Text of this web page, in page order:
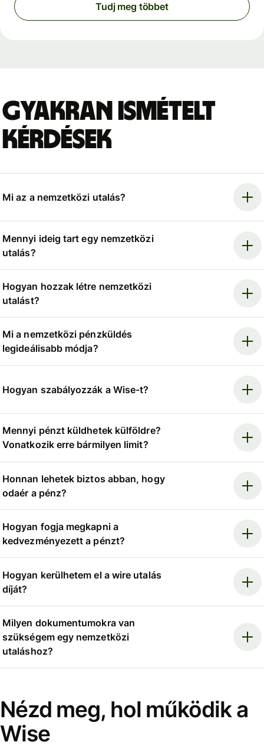
Tudj meg többet
Gyakran ismételt
kérdések
Mi az a nemzetközi utalás?
Mennyi ideig tart egy nemzetközi
utalás?
Hogyan hozzak létre nemzetközi
utalást?
Mi a nemzetközi pénzküldés
legideálisabb módja?
Hogyan szabályozzák a Wise-t?
Mennyi pénzt küldhetek külföldre?
Vonatkozik erre bármilyen limit?
Honnan lehetek biztos abban, hogy
odaér a pénz?
Hogyan fogja megkapni a
kedvezményezett a pénzt?
Hogyan kerülhetem el a wire utalás
díját?
Milyen dokumentumokra van
szükségem egy nemzetközi
utaláshoz?
Nézd meg, hol működik a
Wise